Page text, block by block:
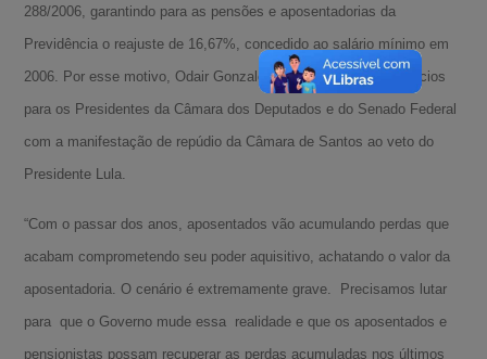
288/2006, garantindo para as pensões e aposentadorias da
Previdência o reajuste de 16,67%, concedido ao salário mínimo em
2006. Por esse motivo, Odair Gonzalez solicitou o envio de ofícios
para os Presidentes da Câmara dos Deputados e do Senado Federal
com a manifestação de repúdio da Câmara de Santos ao veto do
Presidente Lula.
“Com o passar dos anos, aposentados vão acumulando perdas que
acabam comprometendo seu poder aquisitivo, achatando o valor da
aposentadoria. O cenário é extremamente grave. Precisamos lutar
para que o Governo mude essa realidade e que os aposentados e
pensionistas possam recuperar as perdas acumuladas nos últimos